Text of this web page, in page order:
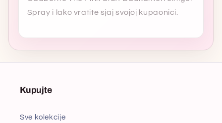
Spray i lako vratite sjaj svojoj kupaonici.
Kupujte
Sve kolekcije